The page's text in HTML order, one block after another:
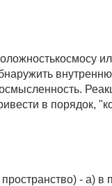
в порядок,
пространство) - а) в